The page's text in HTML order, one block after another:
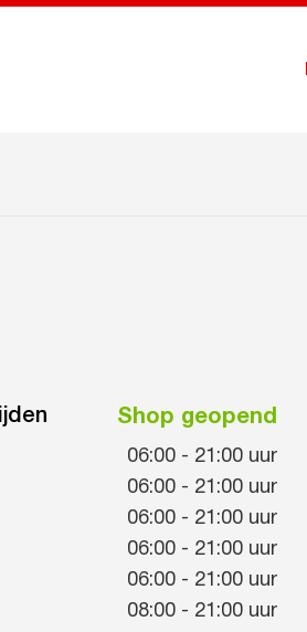
Shop geopend
06:00 - 21:00 uur
06:00 - 21:00 uur
06:00 - 21:00 uur
06:00 - 21:00 uur
06:00 - 21:00 uur
08:00 - 21:00 uur